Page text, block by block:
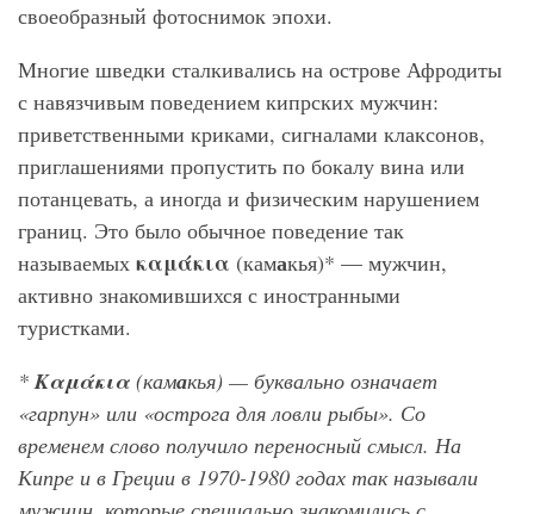
своеобразный фотоснимок эпохи.
Многие шведки сталкивались на острове Афродиты
с навязчивым поведением кипрских мужчин:
приветственными криками, сигналами клаксонов,
приглашениями пропустить по бокалу вина или
потанцевать, а иногда и физическим нарушением
границ. Это было обычное поведение так
называемых καμάκια (камакья)* — мужчин,
активно знакомившихся с иностранными
туристками.
*Καμάκια (камакья) — буквально означает
«гарпун» или «острога для ловли рыбы». Со
временем слово получило переносный смысл. На
Кипре и в Греции в 1970-1980 годах так называли